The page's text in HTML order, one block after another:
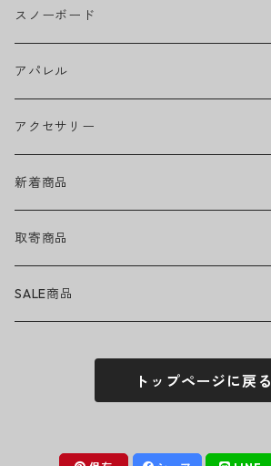
CAMILA CABELLO
Ed Sheeran
EMINEM
GREEN DAY
GUNS N' ROSES
LADY GAGA
MICHAEL JACKSON
MY CHEMICAL ROMANCE
グリップテープ
ウィール
ベアリング
トラック
ヘルメット・プロテクター
アクセサリー・小物
スノーボード
アパレル
ヘッドウェア
キャップ
ハット
ネックウェア
トップス
Tシャツ・ロングTシャツ
ボトムス
パンツ・ズボン
アクセサリー
ハードグッズ
バッグ・ポーチ
サングラス
フィギュア
新着商品
取寄商品
SALE商品
トップページに戻る